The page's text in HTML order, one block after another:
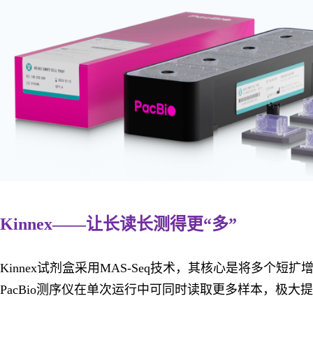
Kinnex——让长读长测得更“多”
Kinnex试剂盒采用MAS-Seq技术，其核心是将多个短
PacBio测序仪在单次运行中可同时读取更多样本，极大